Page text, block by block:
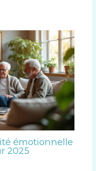
émotionnelle
2025